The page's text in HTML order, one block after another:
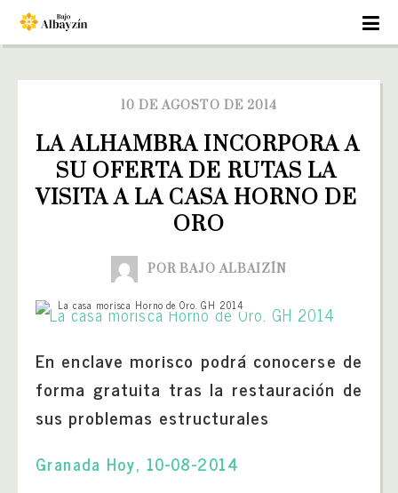
10 DE AGOSTO DE 2014
LA ALHAMBRA INCORPORA A
SU OFERTA DE RUTAS LA
VISITA A LA CASA HORNO DE
ORO
POR BAJO ALBAIZÍN
La casa morisca Horno de Oro. GH 2014
En enclave morisco podrá conocerse de
forma gratuita tras la restauración de
sus problemas estructurales
Granada Hoy, 10-08-2014